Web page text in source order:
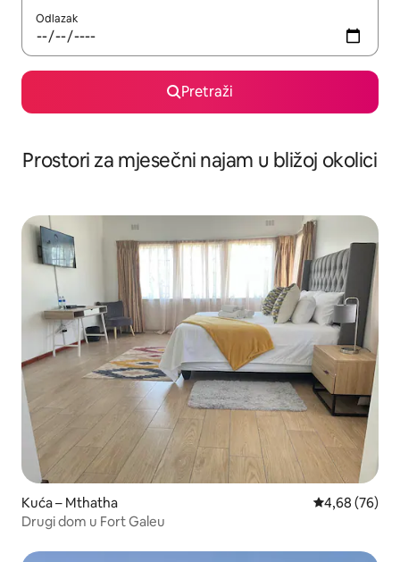
Odlazak
Pretraži
Prostori za mjesečni najam u bližoj okolici
Kuća – Mthatha Prosječna
4,68 (76)
Drugi dom u Fort Galeu